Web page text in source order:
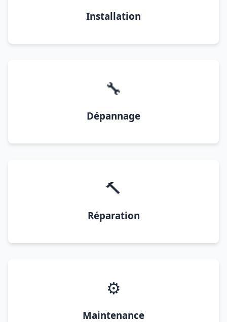
Installation
🔧
Dépannage
🔨
Réparation
⚙️
Maintenance